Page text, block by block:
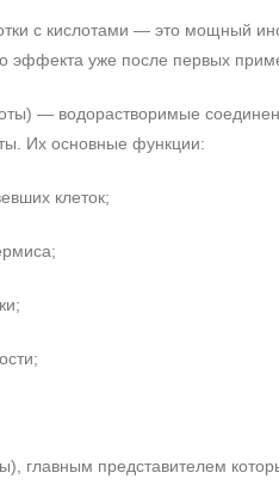
с кислотами — это мощный
эффекта уже после первых
— водорастворимые
Их основные функции:
клеток;
главным представителем